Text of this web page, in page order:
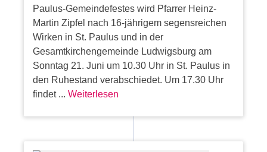
Paulus-Gemeindefestes wird Pfarrer Heinz-
Martin Zipfel nach 16-jährigem segensreichen
Wirken in St. Paulus und in der
Gesamtkirchengemeinde Ludwigsburg am
Sonntag 21. Juni um 10.30 Uhr in St. Paulus in
den Ruhestand verabschiedet. Um 17.30 Uhr
findet ...Weiterlesen